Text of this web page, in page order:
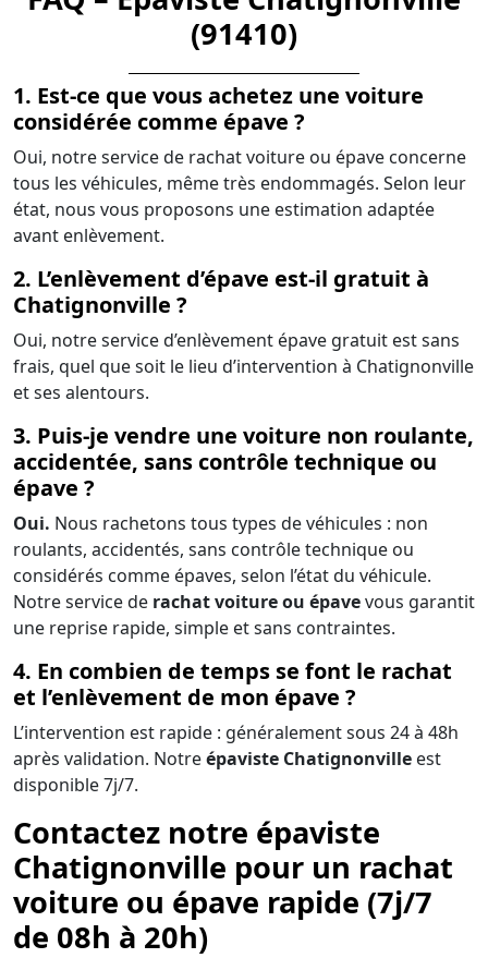
(91410)
1. Est-ce que vous achetez une voiture
considérée comme épave ?
Oui, notre service de rachat voiture ou épave concerne
tous les véhicules, même très endommagés. Selon leur
état, nous vous proposons une estimation adaptée
avant enlèvement.
2. L’enlèvement d’épave est-il gratuit à
Chatignonville ?
Oui, notre service d’enlèvement épave gratuit est sans
frais, quel que soit le lieu d’intervention à Chatignonville
et ses alentours.
3. Puis-je vendre une voiture non roulante,
accidentée, sans contrôle technique ou
épave ?
Oui. Nous rachetons tous types de véhicules : non
roulants, accidentés, sans contrôle technique ou
considérés comme épaves, selon l’état du véhicule.
Notre service de rachat voiture ou épavevous garantit
une reprise rapide, simple et sans contraintes.
4. En combien de temps se font le rachat
et l’enlèvement de mon épave ?
L’intervention est rapide : généralement sous 24 à 48h
après validation. Notreépaviste Chatignonville est
disponible 7j/7.
Contactez notre épaviste
Chatignonville pour un rachat
voiture ou épave rapide (7j/7
de 08h à 20h)